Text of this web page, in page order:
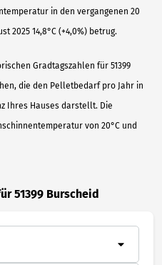
in den vergangenen 20
2025 14,8°C (+4,0%) betrug.
Gradtagszahlen für 51399
die den Pelletbedarf pro Jahr in
Ihres Hauses darstellt. Die
von 20°C und
51399 Burscheid